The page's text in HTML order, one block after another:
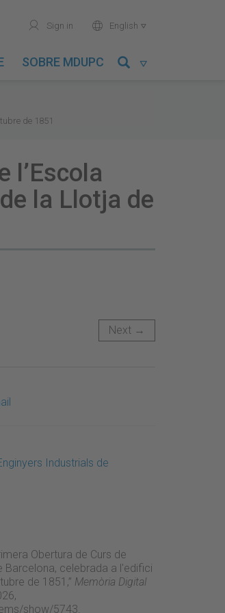
user Sign in world English 
SOBRE MDUPC 
de 1851
l’Escola
la Llotja de
Next →
Industrials de
Obertura de Curs de
Barcelona, celebrada a l'edifici
de 1851,” Memòria Digital
show/5743